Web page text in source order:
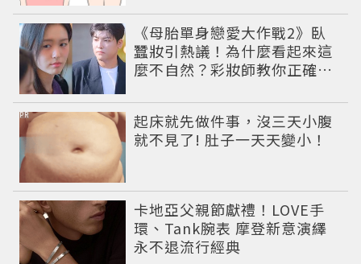
《母胎單身戀愛大作戰2》臥
蠶妝引熱議！為什麼看起來這
麼不自然？彩妝師教你正確畫
起床就先做件事，沒三天小腹
就不見了! 肚子一天天變小！
PR
卡地亞父親節獻禮！LOVE手
環、Tank腕表 摩登新意演繹
永不退流行經典